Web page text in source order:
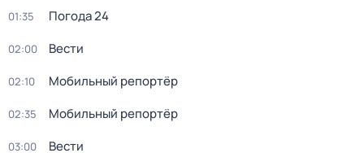
01:35 Погода 24
02:00 Вести
02:10 Мобильный репортёр
02:35 Мобильный репортёр
03:00 Вести